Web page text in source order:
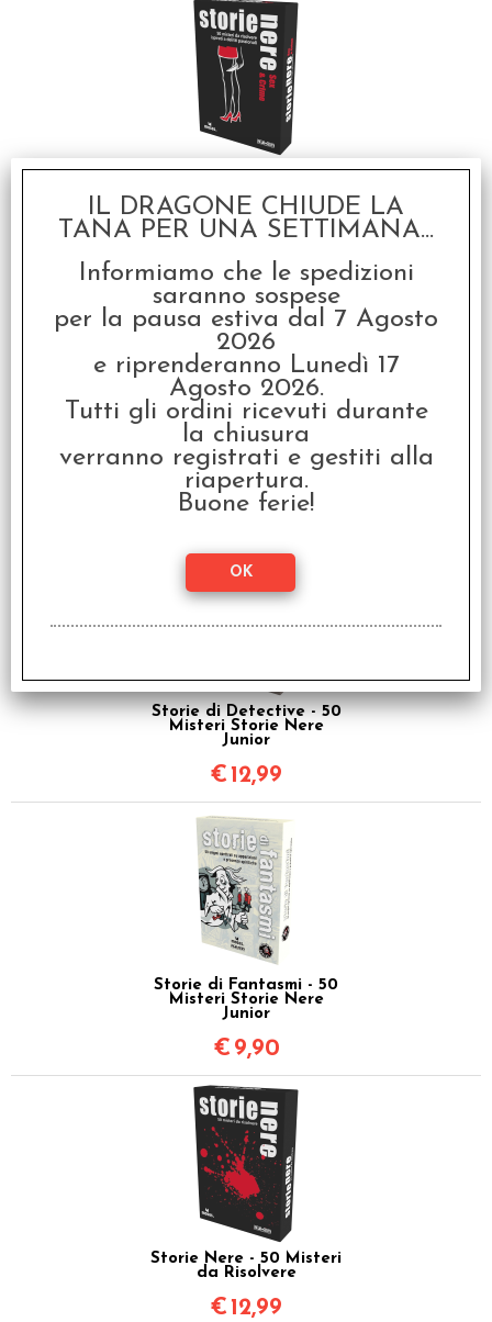
Storie Nere - Sex &
€12,99
Storie Nere - Racconti
Fantastici
€ 12,99
Storie di Detective - 50
Misteri Storie Nere
Junior
€ 12,99
Storie di Fantasmi - 50
Misteri Storie Nere
Junior
€ 9,90
Storie Nere - 50 Misteri
da Risolvere
€ 12,99
IL DRAGONE CHIUDE LA
TANA PER UNA SETTIMANA...
Informiamo che le spedizioni
saranno sospese
per la pausa estiva dal 7 Agosto
2026
e riprenderanno Lunedì 17
Agosto 2026.
Tutti gli ordini ricevuti durante
la chiusura
verranno registrati e gestiti alla
riapertura.
Buone ferie!